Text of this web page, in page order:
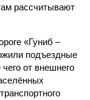
рассчитывают
«Гуниб –
подъездные
от внешнего